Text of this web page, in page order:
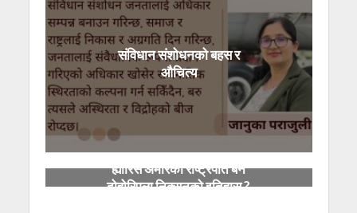
संविधान संशोधनको बहस र
औचित्य
ह्यारिस अमेरिकी राष्ट्रपति बने
दोहोरिएला निक्सनको इतिहास ?